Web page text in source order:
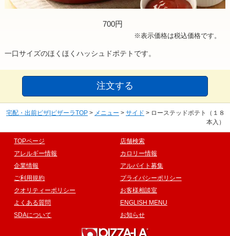
700円
※表示価格は税込価格です。
一口サイズのほくほくハッシュドポテトです。
注文する
宅配・出前ピザ|ピザーラTOP > メニュー > サイド > ローステッドポテト（１８
本入）
TOPページ
店舗検索
アレルギー情報
カロリー情報
企業情報
アルバイト募集
ご利用規約
プライバシーポリシー
クオリティーポリシー
お客様相談室
よくある質問
ENGLISH MENU
SDAについて
お知らせ